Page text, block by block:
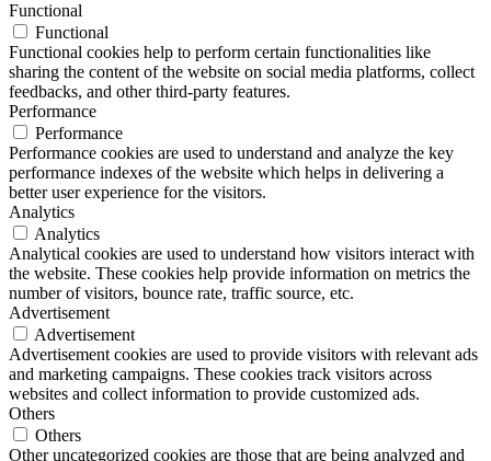
Functional
Functional
Functional cookies help to perform certain functionalities like
sharing the content of the website on social media platforms, collect
feedbacks, and other third-party features.
Performance
Performance
Performance cookies are used to understand and analyze the key
performance indexes of the website which helps in delivering a
better user experience for the visitors.
Analytics
Analytics
Analytical cookies are used to understand how visitors interact with
the website. These cookies help provide information on metrics the
number of visitors, bounce rate, traffic source, etc.
Advertisement
Advertisement
Advertisement cookies are used to provide visitors with relevant ads
and marketing campaigns. These cookies track visitors across
websites and collect information to provide customized ads.
Others
Others
Other uncategorized cookies are those that are being analyzed and